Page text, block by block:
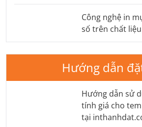
Công nghệ in
số trên chất
Hướng dẫn
Hướng dẫn sử
tính giá cho
tại